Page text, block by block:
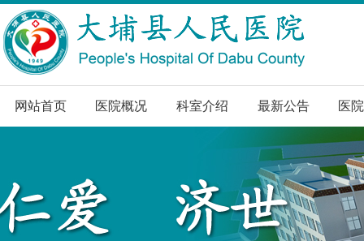
网站首页 医院概况 科室介绍 最新公告 医